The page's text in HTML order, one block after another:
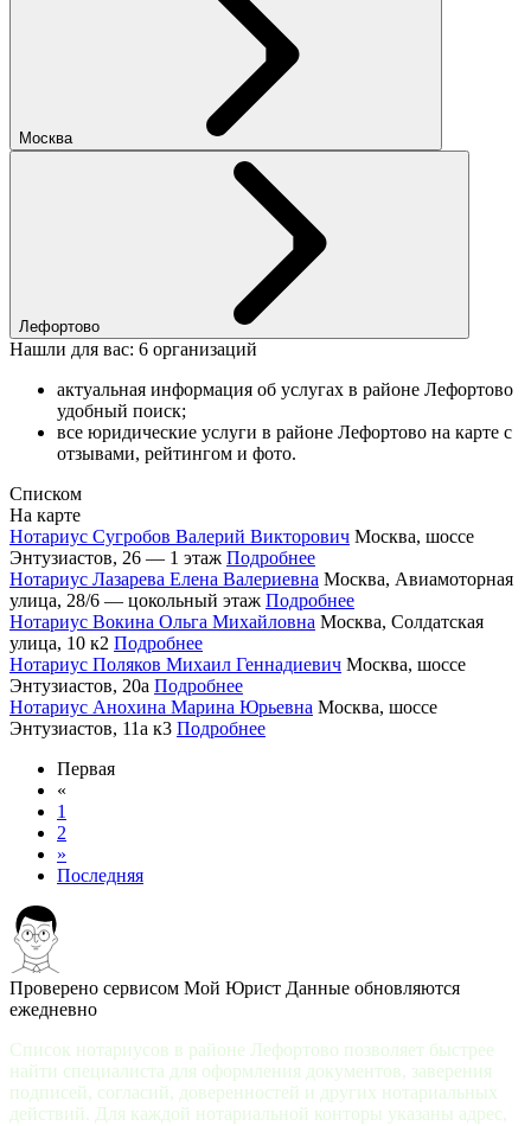
Москва
Лефортово
Нашли для вас: 6 организаций
актуальная информация об услугах в районе Лефортово
удобный поиск;
все юридические услуги в районе Лефортово на карте с
отзывами, рейтингом и фото.
Списком
На карте
Нотариус Сугробов Валерий Викторович Москва, шоссе
Энтузиастов, 26 — 1 этаж Подробнее
Нотариус Лазарева Елена Валериевна Москва, Авиамоторная
улица, 28/6 — цокольный этаж Подробнее
Нотариус Вокина Ольга Михайловна Москва, Солдатская
улица, 10 к2 Подробнее
Нотариус Поляков Михаил Геннадиевич Москва, шоссе
Энтузиастов, 20а Подробнее
Нотариус Анохина Марина Юрьевна Москва, шоссе
Энтузиастов, 11а к3 Подробнее
Первая
«
1
2
»
Последняя
Проверено сервисом Мой Юрист Данные обновляются
ежедневно
Список нотариусов в районе Лефортово позволяет быстрее
найти специалиста для оформления документов, заверения
подписей, согласий, доверенностей и других нотариальных
действий. Для каждой нотариальной конторы указаны адрес,